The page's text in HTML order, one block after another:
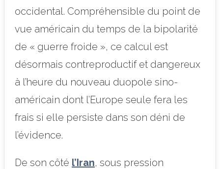
occidental. Compréhensible du point de
vue américain du temps de la bipolarité
de « guerre froide », ce calcul est
désormais contreproductif et dangereux
à l’heure du nouveau duopole sino-
américain dont l’Europe seule fera les
frais si elle persiste dans son déni de
l’évidence.
De son côté l’Iran, sous pression